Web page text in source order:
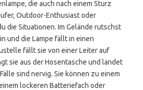
die auch nach einem Sturz
Outdoor-Enthusiast oder
die Situationen. Im Gelände rutschst
und die Lampe fällt in einen
fällt sie von einer Leiter auf
sie aus der Hosentasche und landet
sind nervig. Sie können zu einem
lockeren Batteriefach oder